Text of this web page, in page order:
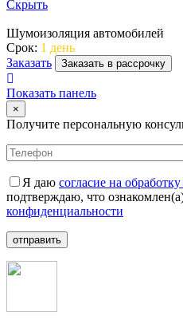
Скрыть
Шумоизоляция автомобилей
Срок: 1 день
Заказать
Заказать в рассрочку
Показать панель
×
Получите персональную
Я даю согласие на
подтверждаю, что
конфиденциальности
отправить